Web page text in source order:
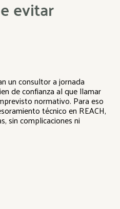
evitar
un consultor a jornada
de confianza al que llamar
normativo. Para eso
técnico en REACH,
sin complicaciones ni